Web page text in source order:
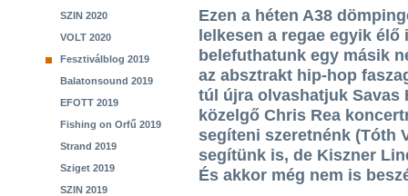
SZIN 2020
VOLT 2020
Fesztiválblog 2019
Balatonsound 2019
EFOTT 2019
Fishing on Orfű 2019
Strand 2019
Sziget 2019
SZIN 2019
Ezen a héten A38
lelkesen a regae egyik
belefuthatunk egy másik
az absztrakt hip-hop
túl újra olvashatjuk Savas
közelgő Chris Rea
segíteni szeretnénk (Tóth
segítünk is, de Kiszner
És akkor még nem is